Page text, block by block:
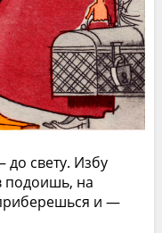
свету. Избу
подоишь, на
и —